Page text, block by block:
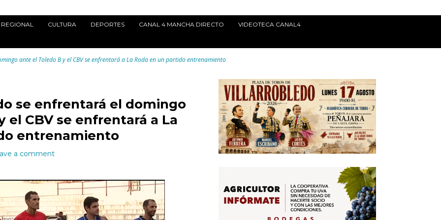
REGIONAL CULTURA DEPORTES CANAL 4 MANCHA DIRECTO VIDEOTECA CANAL4
ante el Toledo B y el CBV se enfrentará a La Roda en un partido entrenamiento
se enfrentará el domingo
el CBV se enfrentará a La
entrenamiento
a comment